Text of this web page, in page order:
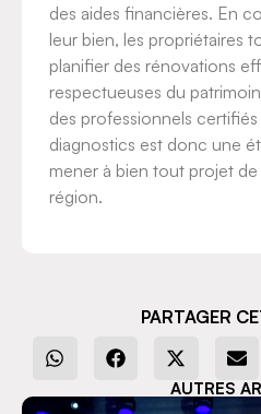
des aides financières. En
leur bien, les propriétaires
planifier des rénovations
respectueuses du
des professionnels
diagnostics est donc une
mener à bien tout projet
région.
PARTAGER
AUTRES